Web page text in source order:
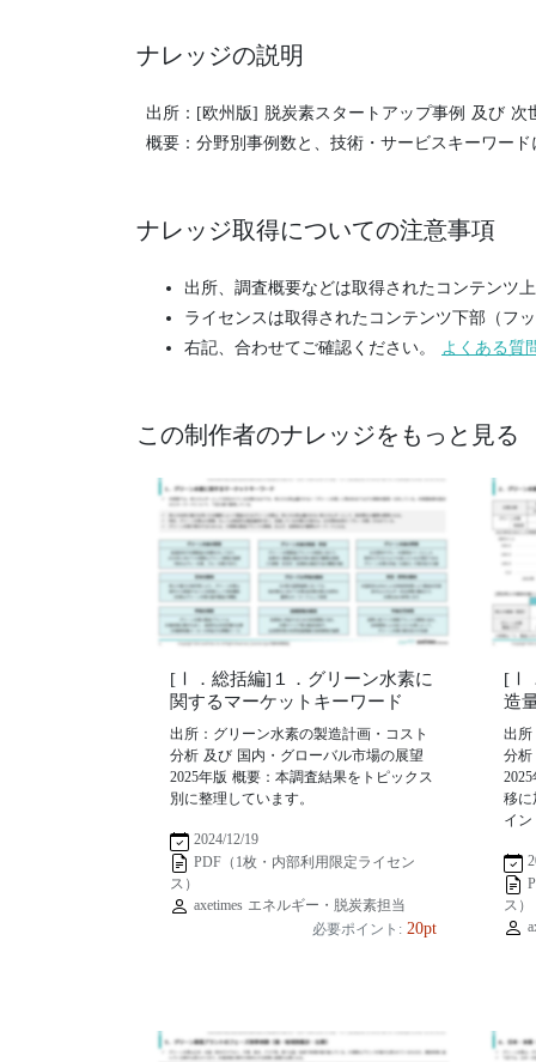
ナレッジの説明
出所：[欧州版] 脱炭素スタートアップ事例 及び 次
概要：分野別事例数と、技術・サービスキーワー
ナレッジ取得についての注意事項
出所、調査概要などは取得されたコンテンツ
ライセンスは取得されたコンテンツ下部（フ
右記、合わせてご確認ください。 よくある質
この制作者のナレッジをもっと見る
[Ⅰ．総括編]１．グリーン水素に
関するマーケットキーワード
出所：グリーン水素の製造計画・コスト
分析 及び 国内・グローバル市場の展望
2025年版 概要：本調査結果をトピックス
別に整理しています。
2024/12/19
PDF（1枚・内部利用限定ライセン
ス）
axetimes エネルギー・脱炭素担当
必要ポイント: 20pt
[Ⅰ
造
出所
分析
移に
イ
ス）